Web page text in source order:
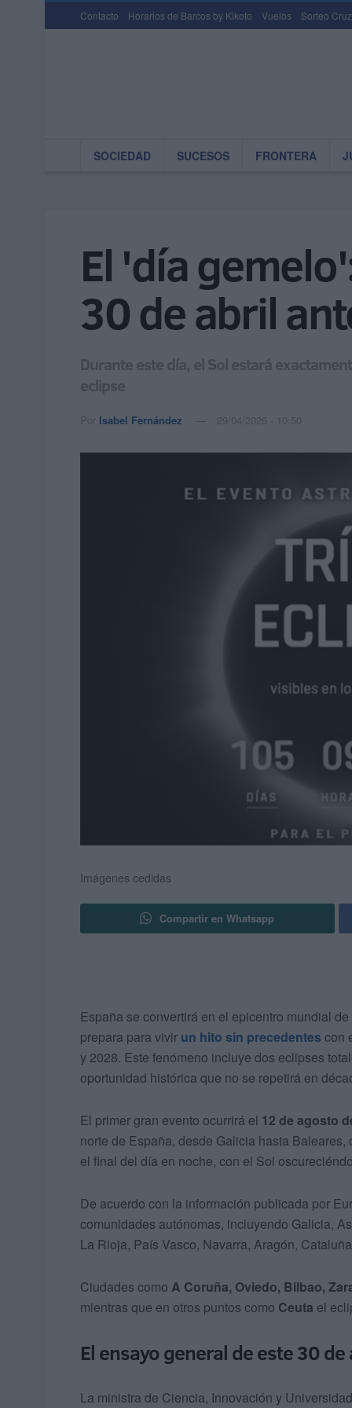
Contacto Horarios de Barcos by Kikoto Vuelos Sorteo
SOCIEDAD SUCESOS FRONTERA
El 'día
30 de abril
Durante este día, el Sol estará
eclipse
Por Isabel Fernández 29/04/2026 - 10:50
Imágenes cedidas
Compartir en Whatsapp
España se convertirá en el epicentro mundial
prepara para vivir un hito sin precedentes con
y 2028. Este fenómeno incluye dos eclipses
oportunidad histórica que no se repetirá en
El primer gran evento ocurrirá el 12 de agosto
norte de España, desde Galicia hasta
el final del día en noche, con el Sol
De acuerdo con la información publicada por
comunidades autónomas, incluyendo Galicia,
La Rioja, País Vasco, Navarra, Aragón,
Ciudades como A Coruña, Oviedo, Bilbao,
mientras que en otros puntos como Ceuta el
El ensayo general de este 30 de
La ministra de Ciencia, Innovación y